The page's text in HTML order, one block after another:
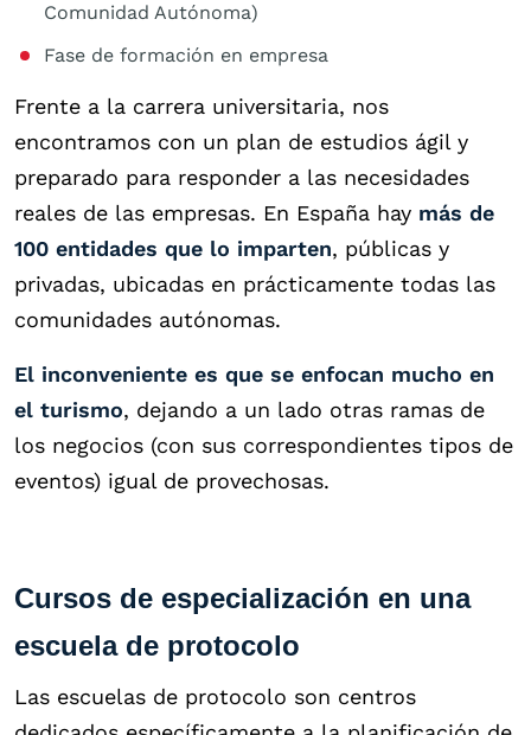
Comunidad Autónoma)
Fase de formación en empresa
Frente a la carrera universitaria, nos
encontramos con un plan de estudios ágil y
preparado para responder a las necesidades
reales de las empresas. En España hay más de
100 entidades que lo imparten, públicas y
privadas, ubicadas en prácticamente todas las
comunidades autónomas.
El inconveniente es que se enfocan mucho en
el turismo, dejando a un lado otras ramas de
los negocios (con sus correspondientes tipos de
eventos) igual de provechosas.
Cursos de especialización en una
escuela de protocolo
Las escuelas de protocolo son centros